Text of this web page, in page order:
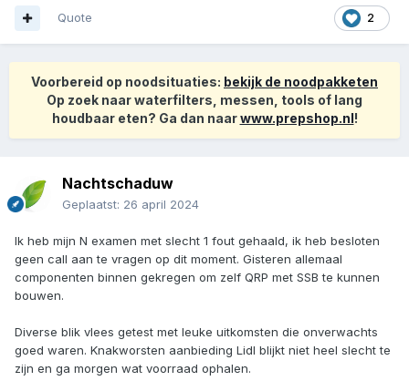
2
Quote
Voorbereid op noodsituaties: bekijk de noodpakketen
Op zoek naar waterfilters, messen, tools of lang
houdbaar eten? Ga dan naarwww.prepshop.nl!
Nachtschaduw
Geplaatst: 26 april 2024
Ik heb mijn N examen met slecht 1 fout gehaald, ik heb besloten
geen call aan te vragen op dit moment. Gisteren allemaal
componenten binnen gekregen om zelf QRP met SSB te kunnen
bouwen.
Diverse blik vlees getest met leuke uitkomsten die onverwachts
goed waren. Knakworsten aanbieding Lidl blijkt niet heel slecht te
zijn en ga morgen wat voorraad ophalen.